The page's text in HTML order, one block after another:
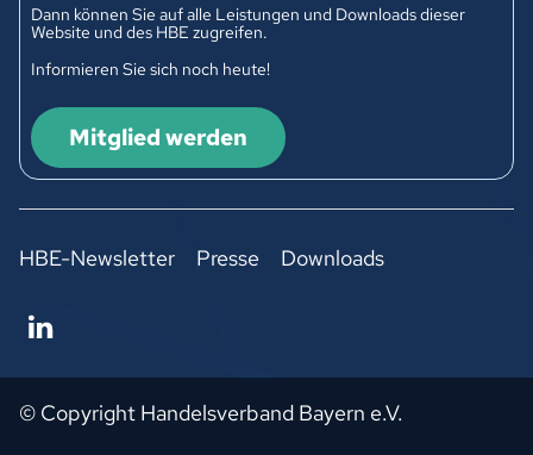
Dann können Sie auf alle Leistungen und Downloads dieser
Website und des HBE zugreifen.
Informieren Sie sich noch heute!
Mitglied werden
HBE-Newsletter Presse Downloads
© Copyright Handelsverband Bayern e.V.